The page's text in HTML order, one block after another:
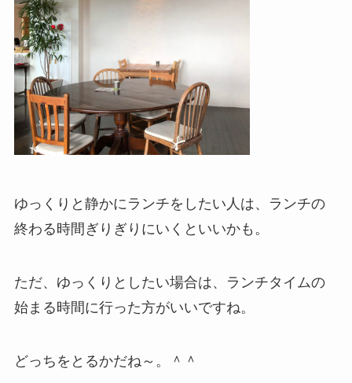
ゆっくりと静かにランチをしたい人は、ランチの
終わる時間ぎりぎりにいくといいかも。
ただ、ゆっくりとしたい場合は、ランチタイムの
始まる時間に行った方がいいですね。
どっちをとるかだね～。＾＾